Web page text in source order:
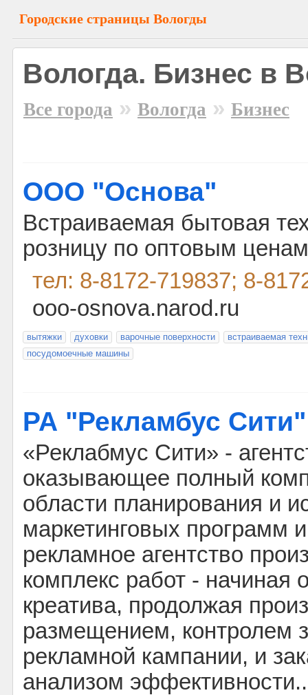
Городские страницы Вологды
Вологда. Бизнес в
Все города » Вологда » Бизнес
ООО "Основа"
Встраиваемая бытовая
розницу по оптовым
тел: 8-8172-719837; 8-
ooo-osnova.narod.ru
вытяжки духовки варочные поверхности
встраиваемая
посудомоечные машины
РА "Рекламбус Сити"
«Реклабмус Сити» -
оказывающее полный
области планирования и
маркетинговых программ
рекламное агентство
комплекс работ - начиная
креатива, продолжая
размещением, контролем
рекламной кампании, и
анализом эффективности..